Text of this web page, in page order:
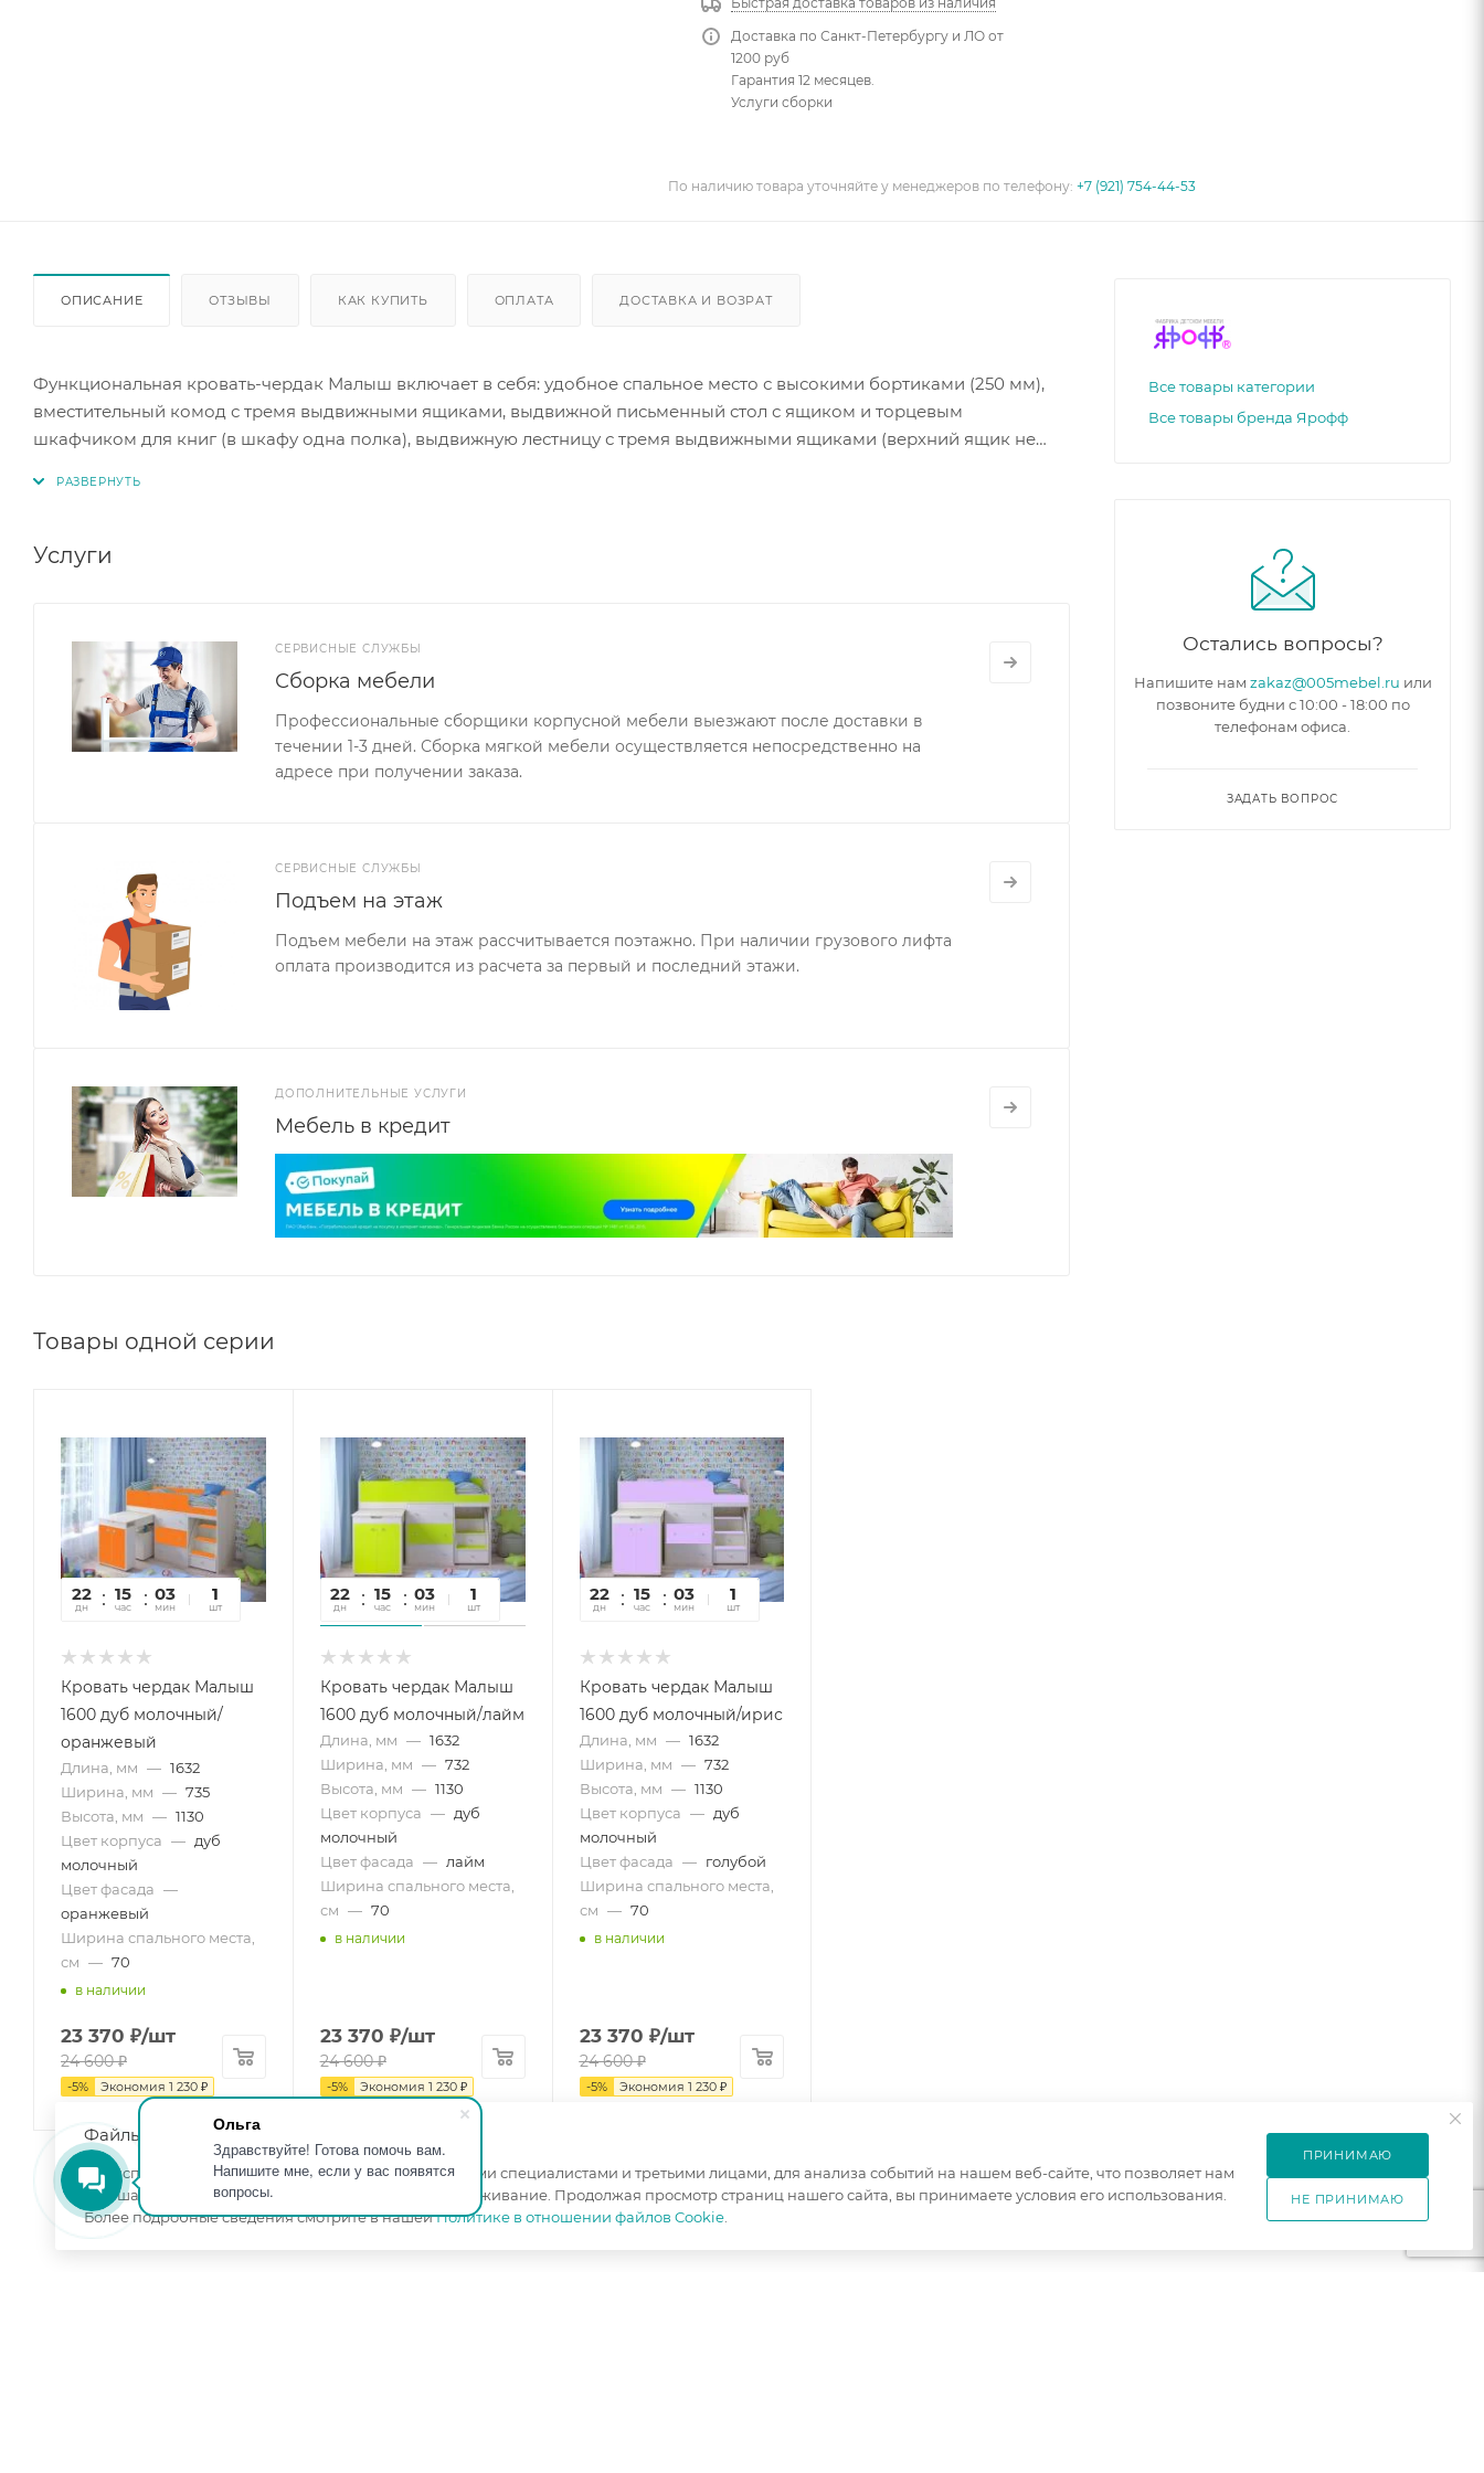
Ольга
Здравствуйте! Готова помочь вам.
Напишите мне, если у вас появятся
вопросы.
Доставка по Санкт-Петербургу и ЛО от
1200 руб
Гарантия 12 месяцев.
Услуги сборки
По наличию товара уточняйте у менеджеров по телефону:+7 (921) 754-44-53
ОПИСАНИЕ ОТЗЫВЫ КАК КУПИТЬ ОПЛАТА ДОСТАВКА И ВОЗРАТ
Функциональная кровать-чердак Малыш включает в себя: удобное спальное место с высокими бортиками (250 мм),
вместительный комод с тремя выдвижными ящиками, выдвижной письменный стол с ящиком и торцевым
шкафчиком для книг (в шкафу одна полка), выдвижную лестницу с тремя выдвижными ящиками (верхний ящик не
высококачественной ЛДСП 16 мм, кромка ПВХ 1 мм.Размер спального места под матрас 700*1600 мм.
Услуги
СЕРВИСНЫЕ СЛУЖБЫ
Сборка мебели
Профессиональные сборщики корпусной мебели выезжают после доставки в
течении 1-3 дней. Сборка мягкой мебели осуществляется непосредственно на
адресе при получении заказа.
СЕРВИСНЫЕ СЛУЖБЫ
Подъем на этаж
Подъем мебели на этаж рассчитывается поэтажно. При наличии грузового лифта
оплата производится из расчета за первый и последний этажи.
ДОПОЛНИТЕЛЬНЫЕ УСЛУГИ
Мебель в кредит
Товары одной серии
22
дн
15
час
03
мин
57
сек
1
шт
Кровать чердак Малыш
1600 дуб молочный/
оранжевый
Длина, мм — 1632
Ширина, мм — 735
Высота, мм — 1130
Цвет корпуса — дуб
молочный
Цвет фасада —
оранжевый
Ширина спального места,
см — 70
в наличии
23 370 ₽/шт
24 600₽
-5% Экономия 1 230 ₽
22
дн
15
час
03
мин
57
сек
1
шт
Кровать чердак Малыш
1600 дуб молочный/лайм
Длина, мм — 1632
Ширина, мм — 732
Высота, мм — 1130
Цвет корпуса — дуб
молочный
Цвет фасада — лайм
Ширина спального места,
см — 70
в наличии
23 370 ₽/шт
24 600₽
-5% Экономия 1 230₽
22
дн
15
час
03
мин
57
сек
1
шт
Кровать чердак Малыш
1600 дуб молочный/ирис
Длина, мм — 1632
Ширина, мм — 732
Высота, мм — 1130
Цвет корпуса — дуб
молочный
Цвет фасада — голубой
Ширина спального места,
см — 70
в наличии
23 370 ₽/шт
24 600₽
-5% Экономия 1 230₽
Все товары категории
Все товары бренда Ярофф
Остались вопросы?
Напишите нам zakaz@005mebel.ru или
позвоните будни с 10:00 - 18:00 по
телефонам офиса.
ЗАДАТЬ ВОПРОС
Файлы cookie
Мы используем файлы cookie, разработанные нашими специалистами и третьими лицами, для анализа событий на нашем веб-сайте, что позволяет нам
улучшать взаимодействие с пользователями и обслуживание. Продолжая просмотр страниц нашего сайта, вы принимаете условия его использования.
Более подробные сведения смотрите в нашейПолитике в отношении файлов Cookie
ПРИНИМАЮ
НЕ ПРИНИМАЮ